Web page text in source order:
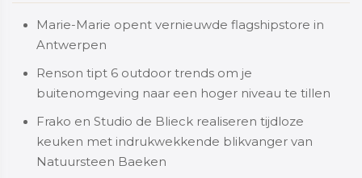
Marie-Marie opent vernieuwde flagshipstore in
Antwerpen
Renson tipt 6 outdoor trends om je
buitenomgeving naar een hoger niveau te tillen
Frako en Studio de Blieck realiseren tijdloze
keuken met indrukwekkende blikvanger van
Natuursteen Baeken